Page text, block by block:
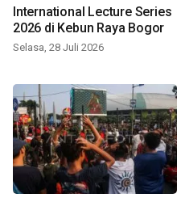
International Lecture Series
2026 di Kebun Raya Bogor
Selasa, 28 Juli 2026